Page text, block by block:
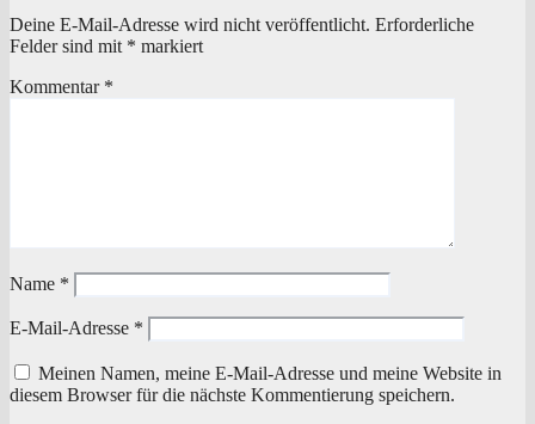
Deine E-Mail-Adresse wird nicht veröffentlicht. Erforderliche
Felder sind mit * markiert
Kommentar *
Name *
E-Mail-Adresse *
Meinen Namen, meine E-Mail-Adresse und meine Website in
diesem Browser für die nächste Kommentierung speichern.